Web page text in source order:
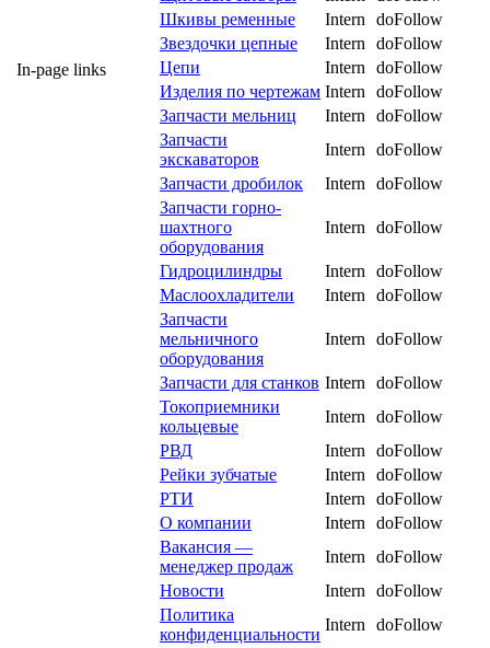
In-page links
Шкивы ременные
Intern
doFollow
Звездочки цепные
Intern
doFollow
Цепи
Intern
doFollow
Изделия по чертежам Intern
doFollow
Запчасти мельниц
Intern
doFollow
Запчасти
экскаваторов
Intern
doFollow
Запчасти дробилок
Intern
doFollow
Запчасти горно-
шахтного
оборудования
Intern doFollow
Гидроцилиндры Intern
doFollow
Маслоохладители
Intern
doFollow
Запчасти
мельничного
оборудования
Intern doFollow
Запчасти для станков Intern
doFollow
Токоприемники
кольцевые
Intern
doFollow
РВД
Intern
doFollow
Рейки зубчатые
Intern
doFollow
РТИ
Intern
doFollow
О компании
Intern
doFollow
Вакансия —
менеджер продаж
Intern
doFollow
Новости
Intern
doFollow
Политика
конфиденциальности
Intern
doFollow